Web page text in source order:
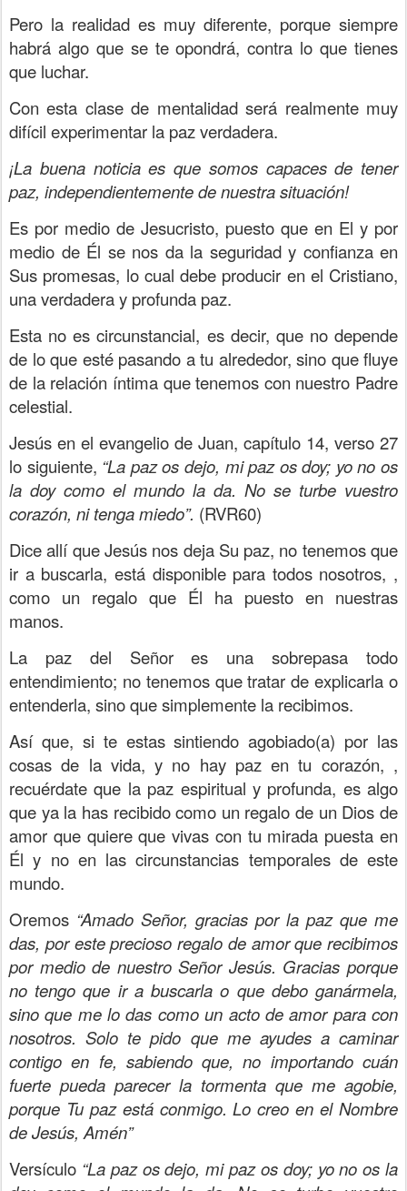
Pero la realidad es muy diferente, porque siempre
habrá algo que se te opondrá, contra lo que tienes
que luchar.
Con esta clase de mentalidad será realmente muy
difícil experimentar la paz verdadera.
¡La buena noticia es que somos capaces de tener
paz, independientemente de nuestra situación!
Es por medio de Jesucristo, puesto que en El y por
medio de Él se nos da la seguridad y confianza en
Sus promesas, lo cual debe producir en el Cristiano,
una verdadera y profunda paz.
Esta no es circunstancial, es decir, que no depende
de lo que esté pasando a tu alrededor, sino que fluye
de la relación íntima que tenemos con nuestro Padre
celestial.
Jesús en el evangelio de Juan, capítulo 14, verso 27
lo siguiente, “La paz os dejo, mi paz os doy; yo no os
la doy como el mundo la da. No se turbe vuestro
corazón, ni tenga miedo”. (RVR60)
Dice allí que Jesús nos deja Su paz, no tenemos que
ir a buscarla, está disponible para todos nosotros, ,
como un regalo que Él ha puesto en nuestras
manos.
La paz del Señor es una sobrepasa todo
entendimiento; no tenemos que tratar de explicarla o
entenderla, sino que simplemente la recibimos.
Así que, si te estas sintiendo agobiado(a) por las
cosas de la vida, y no hay paz en tu corazón, ,
recuérdate que la paz espiritual y profunda, es algo
que ya la has recibido como un regalo de un Dios de
amor que quiere que vivas con tu mirada puesta en
Él y no en las circunstancias temporales de este
mundo.
Oremos “Amado Señor, gracias por la paz que me
das, por este precioso regalo de amor que recibimos
por medio de nuestro Señor Jesús. Gracias porque
no tengo que ir a buscarla o que debo ganármela,
sino que me lo das como un acto de amor para con
nosotros. Solo te pido que me ayudes a caminar
contigo en fe, sabiendo que, no importando cuán
fuerte pueda parecer la tormenta que me agobie,
porque Tu paz está conmigo. Lo creo en el Nombre
de Jesús, Amén”
Versículo “La paz os dejo, mi paz os doy; yo no os la